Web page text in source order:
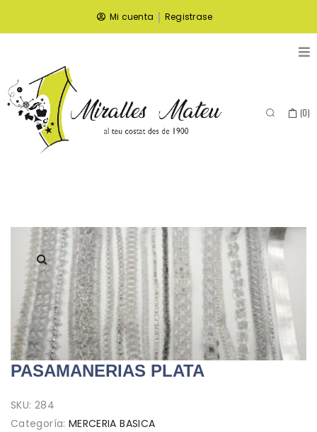
Mi cuenta | Registrase
(0)
PASAMANERIAS PLATA
SKU: 284
Categoría: MERCERIA BASICA